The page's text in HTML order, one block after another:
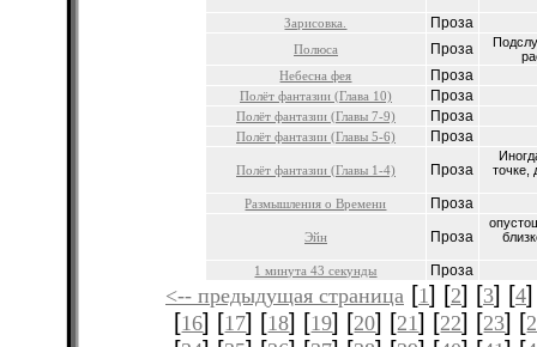
Зарисовка. Проза
Полюса Проза
Небесна фея
Проза
Полёт фантазии (Глава 10) Проза
Полёт фантазии (Главы 7-9) Проза
Полёт фантазии (Главы 5-6) Проза
Полёт фантазии (Главы 1-4) Проза
точке,
Размышления о Времени Проза
Эйн Проза
1 минута 43 секунды Проза
<-- предыдущая страница [1] [2] [3] [4
[16] [17] [18] [19] [20] [21] [22] [23] [